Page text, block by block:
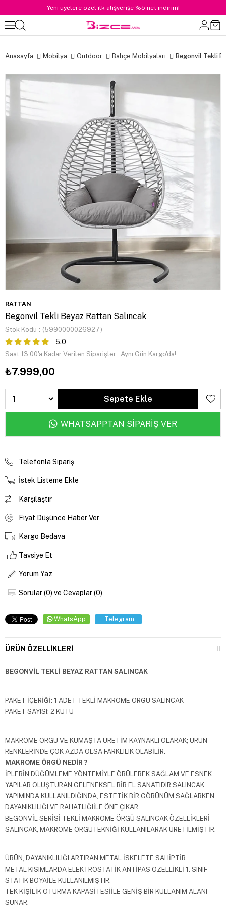
Yeni üyelere özel ilk alışverişe %5 net indirim!
Anasayfa Mobilya Outdoor Bahçe Mobilyaları Begonvil Tekli
RATTAN
Begonvil Tekli Beyaz Rattan Salıncak
Stok Kodu (5990000026927)
5.0
Saat 13:00'a Kadar Verilen Siparişler : Aynı Gün Kargo'da!
₺7.999,00
WHATSAPPTAN SİPARİŞ VER
Telefonla Sipariş
İstek Listeme Ekle
Karşılaştır
Fiyat Düşünce Haber Ver
Kargo Bedava
Tavsiye Et
Yorum Yaz
Sorular (0) ve Cevaplar (0)
WhatsApp Telegram
ÜRÜN ÖZELLIKLERI
BEGONVİL TEKLİ BEYAZ RATTAN SALINCAK
PAKET İÇERİĞİ: 1 ADET TEKLİ MAKROME ÖRGÜ SALINCAK
PAKET SAYISI: 2 KUTU
MAKROME ÖRGÜ VE KUMAŞTA ÜRETİM KAYNAKLI OLARAK; ÜRÜN
RENKLERİNDE ÇOK AZDA OLSA FARKLILIK OLABİLİR.
MAKROME ÖRGÜ NEDİR ?
İPLERİN DÜĞÜMLEME YÖNTEMİYLE ÖRÜLEREK SAĞLAM VE ESNEK
YAPILAR OLUŞTURAN GELENEKSEL BİR EL SANATIDIR.SALINCAK
YAPIMINDA KULLANILDIĞINDA, ESTETİK BİR GÖRÜNÜM SAĞLARKEN
DAYANIKLILIĞI VE RAHATLIĞIİLE ÖNE ÇIKAR.
BEGONVİL SERİSİ TEKLİ MAKROME ÖRGÜ SALINCAK ÖZELLİKLERİ
SALINCAK, MAKROME ÖRGÜTEKNİĞİ KULLANILARAK ÜRETİLMİŞTİR.
ÜRÜN, DAYANIKLILIĞI ARTIRAN METAL İSKELETE SAHİPTİR.
METAL KISIMLARDA ELEKTROSTATİK ANTİPAS ÖZELLİKLİ 1. SINIF
STATİK BOYAİLE KULLANILMIŞTIR.
TEK KİŞİLİK OTURMA KAPASİTESİİLE GENİŞ BİR KULLANIM ALANI
SUNAR.